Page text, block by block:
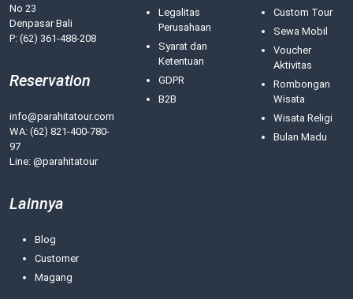
No 23
Denpasar Bali
P: (62) 361-488-208
Reservation
info@parahitatour.com
WA: (62) 821-400-780-
97
Line: @parahitatour
Legalitas
Perusahaan
Syarat dan
Ketentuan
GDPR
B2B
Custom Tour
Sewa Mobil
Voucher
Aktivitas
Rombongan
Wisata
Wisata Religi
Bulan Madu
Lainnya
Blog
Customer
Magang